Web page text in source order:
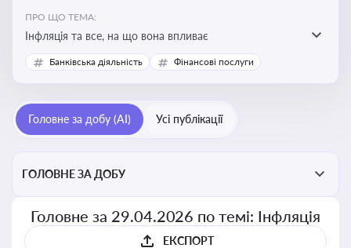
ПРО ЩО ТЕМА:
Інфляція та все, на що вона впливає
Банківська діяльність Фінансові послуги
Головне за добу (AI) Усі публікації
ГОЛОВНЕ ЗА ДОБУ
Головне за 29.04.2026 по темі: Інфляція
ЕКСПОРТ